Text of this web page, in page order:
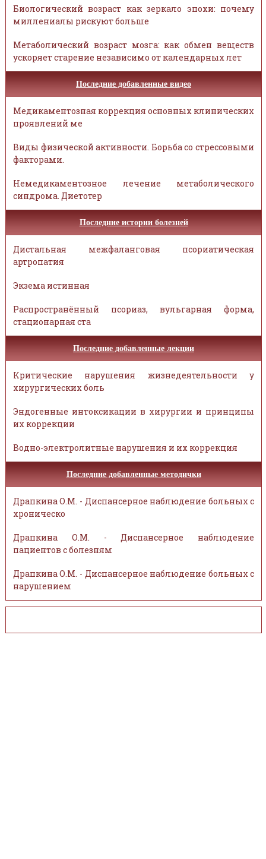
Биологический возраст как зеркало эпохи: почему
миллениалы рискуют больше
Метаболический возраст мозга: как обмен веществ
ускоряет старение независимо от календарных лет
Последние добавленные видео
Медикаментозная коррекция основных клинических
проявлений ме
Виды физической активности. Борьба со стрессовыми
факторами.
Немедикаментозное лечение метаболического
синдрома. Диетотер
Последние истории болезней
Дистальная межфаланговая псориатическая
артропатия
Экзема истинная
Распространённый псориаз, вульгарная форма,
стационарная ста
Последние добавленные лекции
Критические нарушения жизнедеятельности у
хирургических боль
Эндогенные интоксикации в хирургии и принципы
их коррекции
Водно-электролитные нарушения и их коррекция
Последние добавленные методички
Драпкина О.М. - Диспансерное наблюдение больных с
хроническо
Драпкина О.М. - Диспансерное наблюдение
пациентов с болезням
Драпкина О.М. - Диспансерное наблюдение больных с
нарушением